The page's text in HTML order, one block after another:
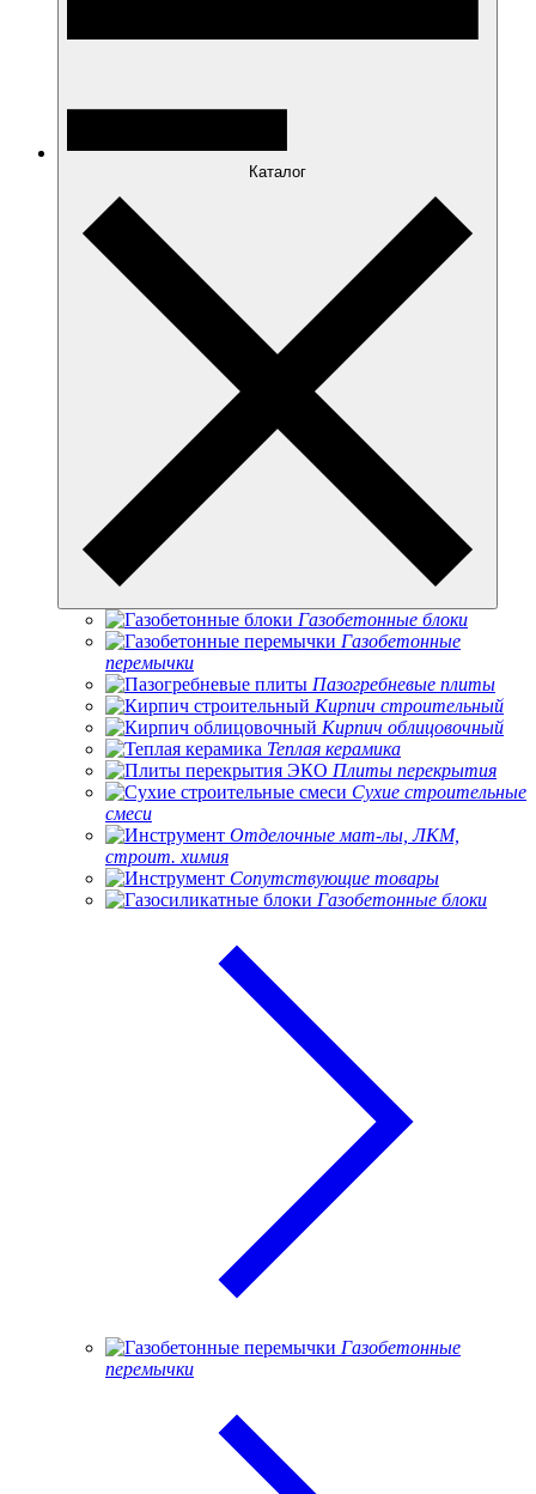
Каталог
Газобетонные блоки
Газобетонные
перемычки
Пазогребневые плиты
Кирпич строительный
Кирпич облицовочный
Теплая керамика
Плиты перекрытия
Сухие строительные
смеси
Отделочные мат-лы, ЛКМ,
строит. химия
Сопутствующие товары
Газобетонные блоки
Газобетонные
перемычки